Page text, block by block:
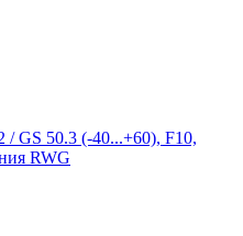
GS 50.3 (-40...+60), F10,
RWG